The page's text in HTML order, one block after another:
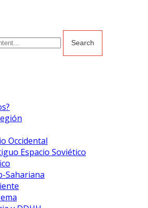
Occidental
Espacio Soviético
Sahariana